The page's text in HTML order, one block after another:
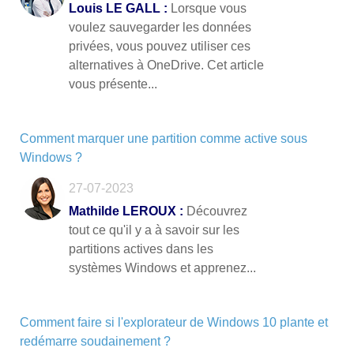
Louis LE GALL : Lorsque vous
voulez sauvegarder les données
privées, vous pouvez utiliser ces
alternatives à OneDrive. Cet article
vous présente...
Comment marquer une partition comme active sous
Windows ?
27-07-2023
Mathilde LEROUX : Découvrez
tout ce qu'il y a à savoir sur les
partitions actives dans les
systèmes Windows et apprenez...
Comment faire si l'explorateur de Windows 10 plante et
redémarre soudainement ?